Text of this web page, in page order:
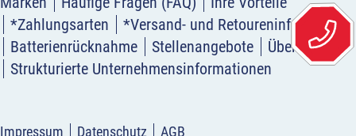
*Zahlungsarten
*Versand- und Retoureninformation
Batterienrücknahme
Stellenangebote
Über uns
Strukturierte Unternehmensinformationen
Impressum Datenschutz AGB